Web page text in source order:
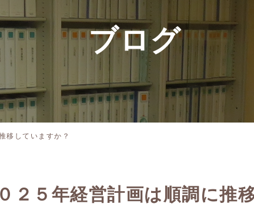
ブログ
移していますか？
２５年経営計画は順調に推